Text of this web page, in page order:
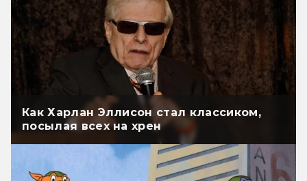
Как Харлан Эллисон стал классиком,
посылая всех на хрен